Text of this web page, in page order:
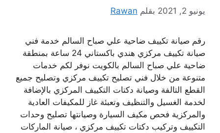
يونيو 2, 2021 بقلم Rawan
رقم صيانة تكييف ضاحية علي صباح السالم خدمة فني
صيانة تكييف مركزي هندي باكستاني 24 ساعة بمنطقة
ضاحية علي صباح السالم بالكويت نوفر لكم خدمات
متنوعة من خلال فني تصليح تكييف مركزي وتصليح جميع
القطع التالفة وصيانة دكتات التكييف المركزي بالإضافة
لخدمة الغسيل والتنظيف وتعبئة غاز للمكيفات العادية
والمركزية فحص مكيف السيارة وصيانتها تصليح وحدات
التكييف وتركيب دكتات تكييف مركزي ، صيانة الماركات